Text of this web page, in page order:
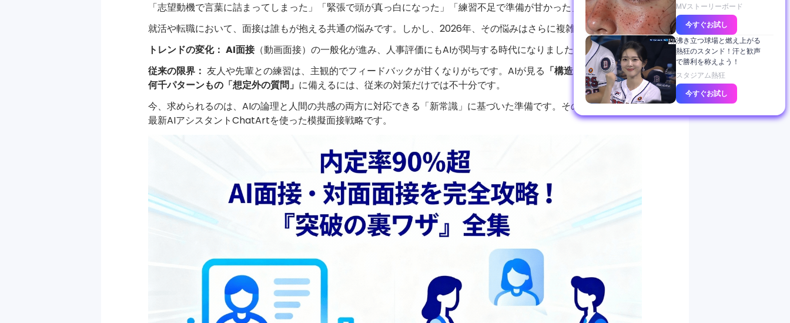
「志望動機で言葉に詰まってしまった」「緊張で頭が真っ白になった」「練習不足で準備が甘かった」。
就活や転職において、面接は誰もが抱える共通の悩みです。しかし、2026年、その悩みはさらに複雑化しています。
トレンドの変化： AI面接（動画面接）の一般化が進み、人事評価にもAIが関与する時代になりました。
従来の限界： 友人や先輩との練習は、主観的でフィードバックが甘くなりがちです。AIが見る 「構造的論理性」や、
何千パターンもの「想定外の質問」 に備えるには、従来の対策だけでは不十分です。
今、求められるのは、AIの論理と人間の共感の両方に対応できる「新常識」に基づいた準備です。その答えこそが、
最新AIアシスタントChatArtを使った模擬面接戦略です。
MVストーリーボード
今すぐお試し
沸き立つ球場と燃え上がる
熱狂のスタンド！汗と歓声
で勝利を称えよう！
スタジアム熱狂
今すぐお試し